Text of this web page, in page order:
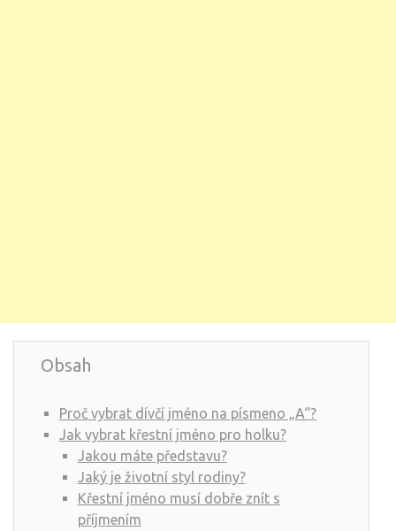
Obsah
Proč vybrat dívčí jméno na písmeno „A“?
Jak vybrat křestní jméno pro holku?
Jakou máte představu?
Jaký je životní styl rodiny?
Křestní jméno musí dobře znít s
příjmením